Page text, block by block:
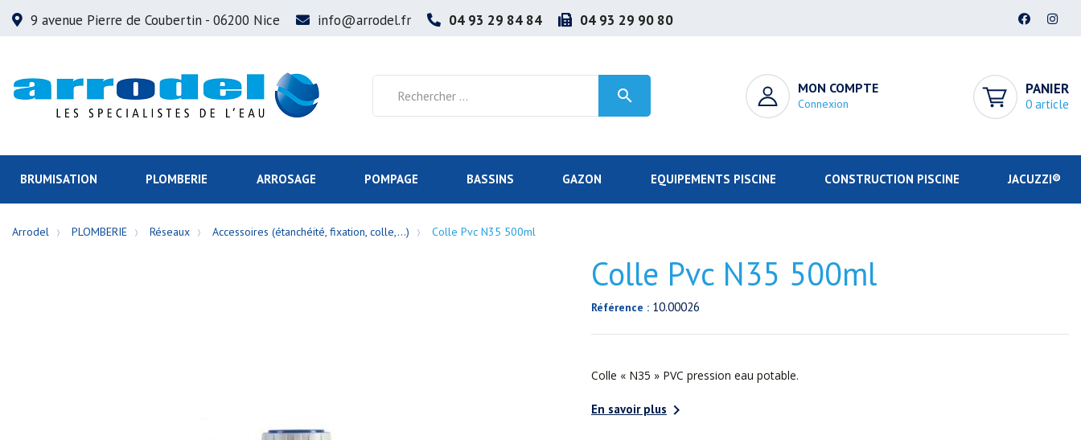
9 avenue Pierre de Coubertin - 06200 Nice info@arrodel.fr 04 93 29 84 84 04 93 29 90 80
 MON COMPTE
Connexion
PANIER
0 article
BRUMISATION PLOMBERIE ARROSAGE POMPAGE BASSINS GAZON EQUIPEMENTS PISCINE CONSTRUCTION PISCINE JACUZZI®
Arrodel PLOMBERIE Réseaux Accessoires (étanchéité, fixation, colle,...) Colle Pvc N35 500ml
Colle Pvc N35 500ml
Référence : 10.00026
Colle « N35 » PVC pression eau potable.
En savoir plus 